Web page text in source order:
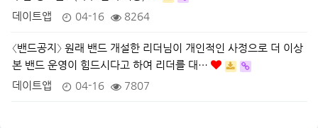
데이트앱
04-16 8264
〈밴드공지〉 원래 밴드 개설한 리더님이 개인적인 사정으로 더 이상
본 밴드 운영이 힘드시다고 하여 리더를 대…
데이트앱
04-16 7807